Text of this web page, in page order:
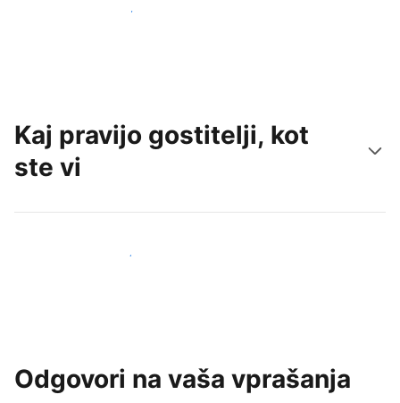
Pridobite nove goste še danes
Kaj pravijo gostitelji, kot
ste vi
Pridruži se drugim gostiteljem
Odgovori na vaša vprašanja